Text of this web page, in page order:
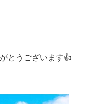
とうございます👍